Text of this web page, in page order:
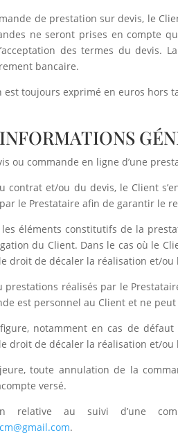
de prestation sur devis, le
ne seront prises en compte
des termes du devis.
bancaire.
est toujours exprimé en euros hors
ou commande en ligne d’une
contrat et/ou du devis, le Client
le Prestataire afin de garantir le
éléments constitutifs de la
du Client. Dans le cas où le
droit de décaler la réalisation et/
prestations réalisés par le
est personnel au Client et ne
notamment en cas de
droit de décaler la réalisation et/
toute annulation de la
versé.
relative au suivi d’une
.